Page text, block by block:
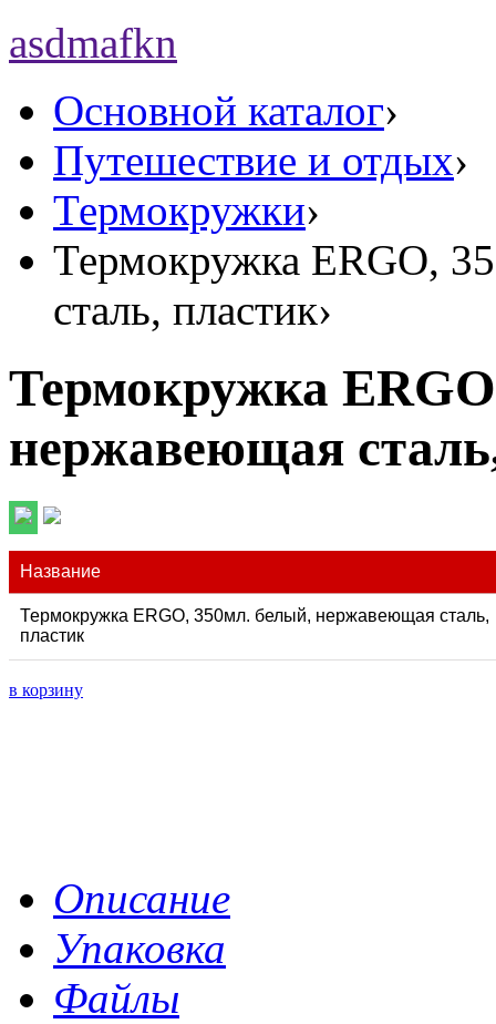
asdmafkn
Основной каталог›
Путешествие и отдых›
Термокружки›
Термокружка ERGO,
сталь, пластик›
Термокружка
нержавеющая
Название
Термокружка ERGO, 350мл. белый, нержавеющая сталь,
пластик
в корзину
Описание
Упаковка
Файлы